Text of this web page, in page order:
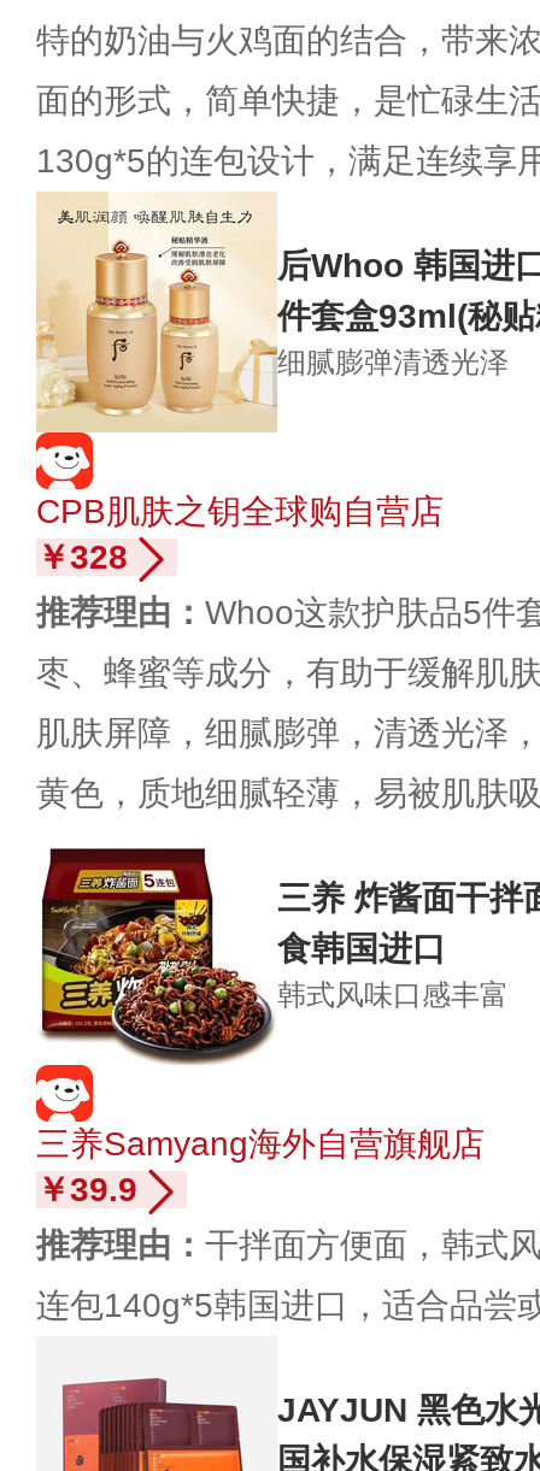
特的奶油与火鸡面的结合，带来
面的形式，简单快捷，是忙碌生
130g*5的连包设计，满足连续享
后Whoo 韩国进
件套盒93ml(秘
+唇膏1支)
细腻膨弹清透光泽
CPB肌肤之钥全球购自营店
￥328
推荐理由： Whoo这款护肤品5件
枣、蜂蜜等成分，有助于缓解肌
肌肤屏障，细腻膨弹，清透光泽
黄色，质地细腻轻薄，易被肌肤
三养 炸酱面干拌
食韩国进口
韩式风味口感丰富
三养Samyang海外自营旗舰店
￥39.9
推荐理由： 干拌面方便面，韩式
连包140g*5韩国进口，适合品尝
JAYJUN 黑色水
国补水保湿紧致